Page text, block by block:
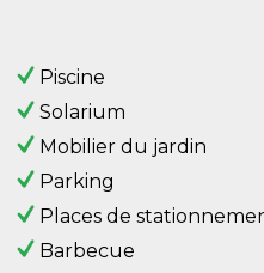
Piscine
Solarium
Mobilier du jardin
Parking
Places de
Barbecue